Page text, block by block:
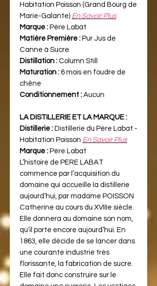
Habitation Poisson (Grand Bourg de
Marie-Galante) En Savoir Plus
Marque : Père Labat
Matière Première : Pur Jus de
Canne à Sucre
Distillation : Column Still
Maturation : 6 mois en foudre de
chêne
Conditionnement : Aucun
LA DISTILLERIE ET LA MARQUE :
Distillerie : Distillerie du Père Labat -
Habitation Poisson En Savoir Plus
Marque : Père Labat
L’histoire de PERE LABAT
commence par l’acquisition du
domaine qui accueille la distillerie
aujourd’hui, par madame POISSON
Catherine au cours du XVIIIe siècle.
Elle donnera au domaine son nom,
qu’il porte encore aujourd’hui. En
1863, elle décide de se lancer dans
une courante industrie très
florissante, la fabrication de sucre.
Elle fait donc construire sur le